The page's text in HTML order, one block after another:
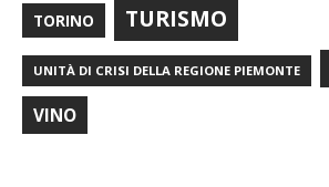
TORINO TURISMO
UNITÀ DI CRISI DELLA REGIONE PIEMONTE
VINO